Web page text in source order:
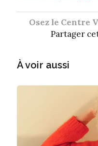
Osez le Centre
Partager
À voir aussi